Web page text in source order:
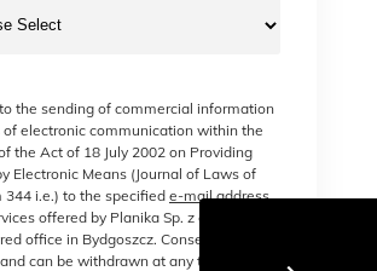
the sending of commercial information
of electronic communication within the
the Act of 18 July 2002 on Providing
Electronic Means (Journal of Laws of
344 i.e.) to the specified e-mail address
offered by Planika Sp. z o. o., with
office in Bydgoszcz. Consent is
can be withdrawn at any time, e.g. by